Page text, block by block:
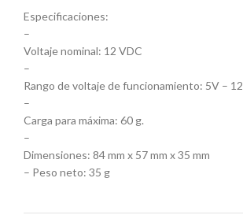
Especificaciones:
–
Voltaje nominal: 12 VDC
–
Rango de voltaje de funcionamiento: 5V –
–
Carga para máxima: 60 g.
–
Dimensiones: 84 mm x 57 mm x 35 mm
– Peso neto: 35 g